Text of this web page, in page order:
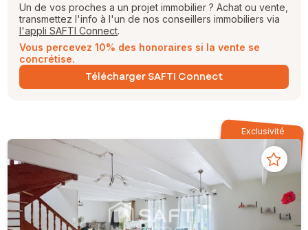
Un de vos proches a un projet immobilier ? Achat ou vente,
transmettez l'info à l'un de nos conseillers immobiliers via
l'appli SAFTI Connect.
Vous percevez 10% des honoraires si la vente se
concrétise.
Télécharger SAFTI Connect
Exclusivité